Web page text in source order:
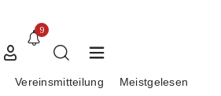
9
Vereinsmitteilung Meistgelesen